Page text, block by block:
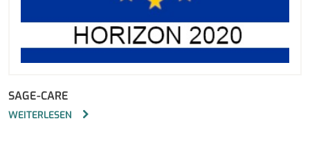
SAGE-CARE
WEITERLESEN